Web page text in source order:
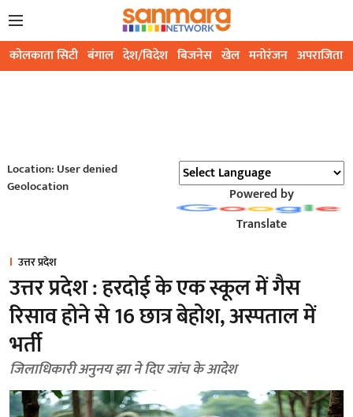
कोलकाता सिटी बंगाल देश/विदेश बिजनेस खेल मनोरंजन अपराजिता
Location: User denied
Geolocation
Powered by
Translate
उत्तर प्रदेश
उत्तर प्रदेश : हरदोई के एक स्कूल में गैस
रिसाव होने से 16 छात्र बेहोश, अस्पताल में
भर्ती
जिलाधिकारी अनुनय झा ने दिए जांच के आदेश